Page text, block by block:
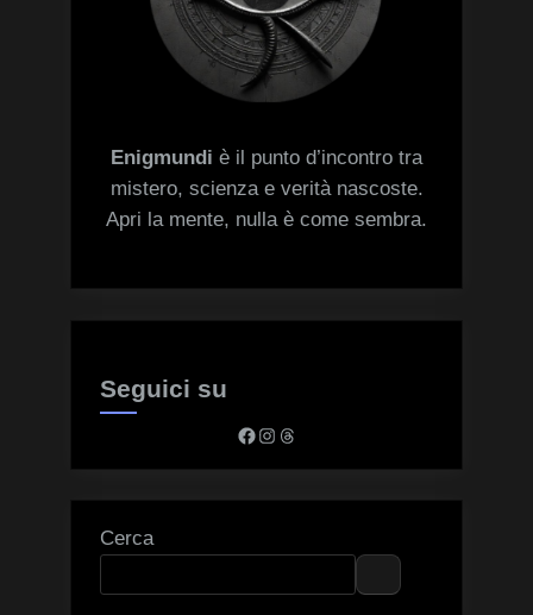
Enigmundi è il punto d’incontro tra
mistero, scienza e verità nascoste.
Apri la mente, nulla è come sembra.
Seguici su
Facebook
Instagram
Threads
Cerca